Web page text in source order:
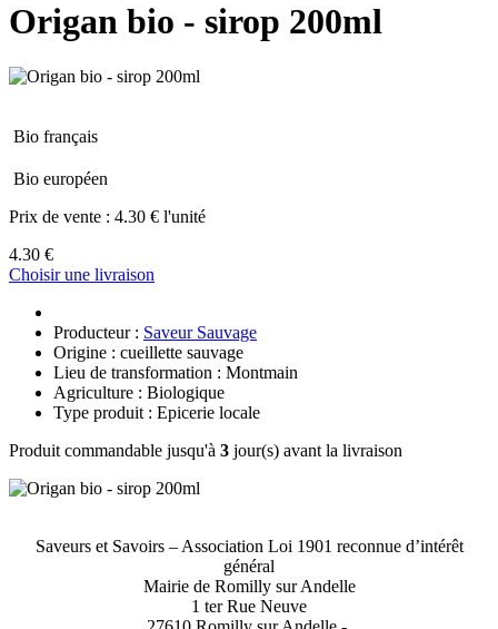
Origan bio - sirop 200ml
Bio français
Bio européen
Prix de vente : 4.30 € l'unité
4.30 €
Choisir une livraison
Producteur : Saveur Sauvage
Origine : cueillette sauvage
Lieu de transformation : Montmain
Agriculture : Biologique
Type produit : Epicerie locale
Produit commandable jusqu'à 3 jour(s) avant la livraison
Saveurs et Savoirs – Association Loi 1901 reconnue d’intérêt
général
Mairie de Romilly sur Andelle
1 ter Rue Neuve